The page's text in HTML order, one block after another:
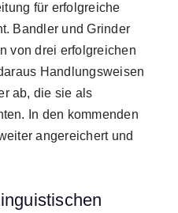
für erfolgreiche
Bandler und Grinder
von drei erfolgreichen
Handlungsweisen
ab, die sie als
In den kommenden
angereichert und